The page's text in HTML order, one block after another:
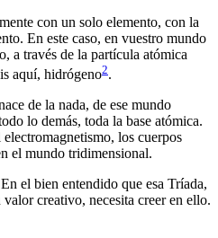
con un solo elemento, con la
En este caso, en vuestro mundo
a través de la partícula atómica
aquí, hidrógeno2.
de la nada, de ese mundo
lo demás, toda la base atómica.
los cuerpos
el mundo tridimensional.
el bien entendido que esa Tríada,
creativo, necesita creer en ello.